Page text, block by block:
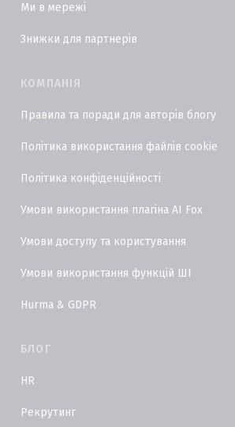
Ми в мережі
Знижки для партнерів
КОМПАНІЯ
Правила та поради для авторів блогу
Політика використання файлів cookie
Політика конфіденційності
Умови використання плагіна AI Fox
Умови доступу та користування
Умови використання функцій ШІ
Hurma & GDPR
БЛОГ
HR
Рекрутинг